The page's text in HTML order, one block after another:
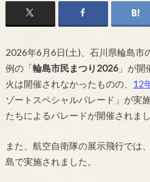
2026年6月6日(土)、石川県輪島市
例の「輪島市民まつり2026」が開
火は開催されなかったものの、 12
ゾートスペシャルパレード」が実
たちによるパレードが開催されまし
また、航空自衛隊の展示飛行では
島で実施されました。